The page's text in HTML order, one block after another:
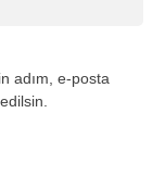
adım, e-posta